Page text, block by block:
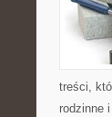
treści,
rodzinne